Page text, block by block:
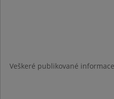
Veškeré publikované